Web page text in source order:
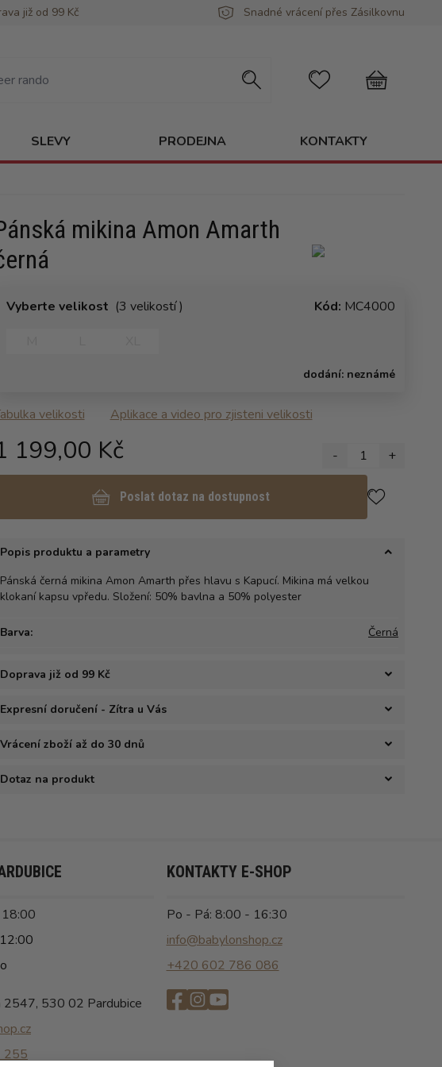
již od 99 Kč Snadné vrácení přes Zásilkovnu
SLEVY PRODEJNA KONTAKTY
mikina Amon Amarth
Vyberte velikost (3 velikostí ) Kód: MC4000
dodání: neznámé
velikosti Aplikace a video pro zjisteni velikosti
199,00 Kč - 1 +
Poslat dotaz na dostupnost
Popis produktu a parametry
Pánská černá mikina Amon Amarth přes hlavu s Kapucí. Mikina má velkou
klokaní kapsu vpředu. Složení: 50% bavlna a 50% polyester
Barva: Černá
Doprava již od 99 Kč
Expresní doručení - Zítra u Vás
Vrácení zboží až do 30 dnů
Dotaz na produkt
2547, 530 02 Pardubice
255
KONTAKTY E-SHOP
Po - Pá: 8:00 - 16:30
info@babylonshop.cz
+420 602 786 086